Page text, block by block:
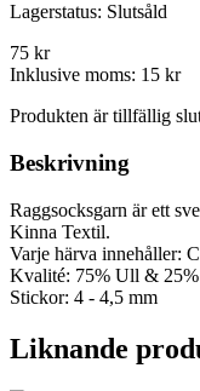
Lagerstatus: Slutsåld
75 kr
Inklusive moms: 15 kr
Produkten är tillfällig
Beskrivning
Raggsocksgarn är ett
Kinna Textil.
Varje härva innehåller:
Kvalité: 75% Ull & 25%
Stickor: 4 - 4,5 mm
Liknande